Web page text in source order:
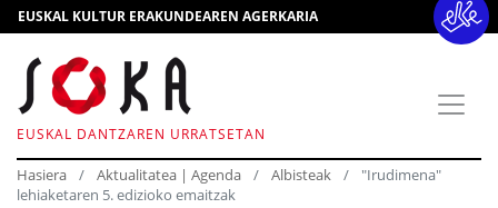
EUSKAL KULTUR ERAKUNDEAREN AGERKARIA
EUSKAL DANTZAREN URRATSETAN
Hasiera Aktualitatea | Agenda Albisteak
"Irudimena"
lehiaketaren 5. edizioko emaitzak